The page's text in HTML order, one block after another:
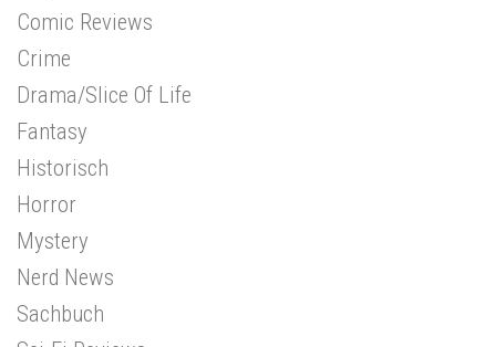
Comic Reviews
Crime
Drama/Slice Of Life
Fantasy
Historisch
Horror
Mystery
Nerd News
Sachbuch